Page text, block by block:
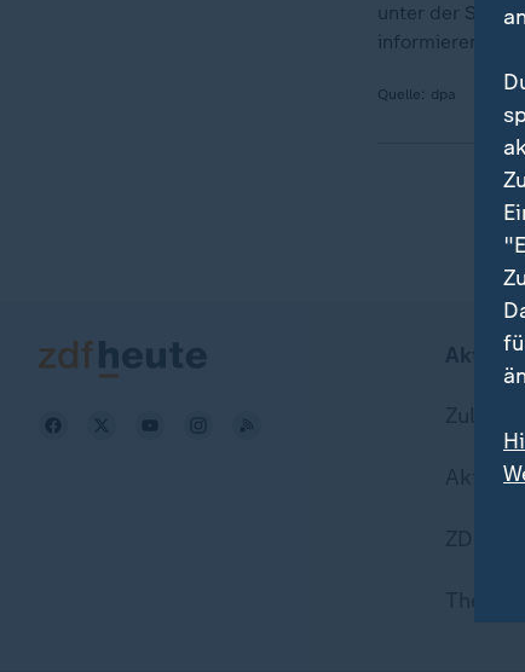
unter der
informieren.
Quelle: dpa